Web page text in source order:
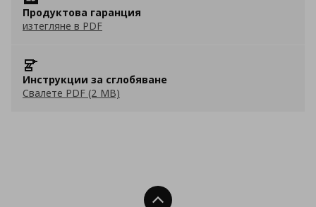
Продуктова гаранция
изтегляне в PDF
Инструкции за сглобяване
Свалете PDF (2 MB)
Нагоре